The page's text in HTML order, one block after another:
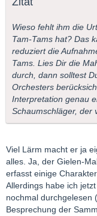
Wieso fehlt ihm die
Tam-Tams hat? Das
reduziert die
Tams. Lies Dir die
durch, dann solltest
Orchesters
Interpretation genau
Schaumschläger, der
Viel Lärm macht er ja
alles. Ja, der Gielen-
erfasst einige
Allerdings habe ich
nochmal durchgelesen
Besprechung der